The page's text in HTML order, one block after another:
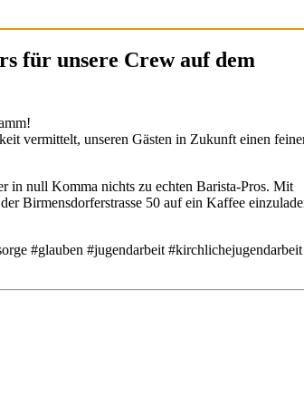
für unsere Crew auf dem
vermittelt, unseren Gästen in Zukunft einen
in null Komma nichts zu echten Barista-Pros. Mit
Birmensdorferstrasse 50 auf ein Kaffee
#glauben #jugendarbeit #kirchlichejugendarbeit